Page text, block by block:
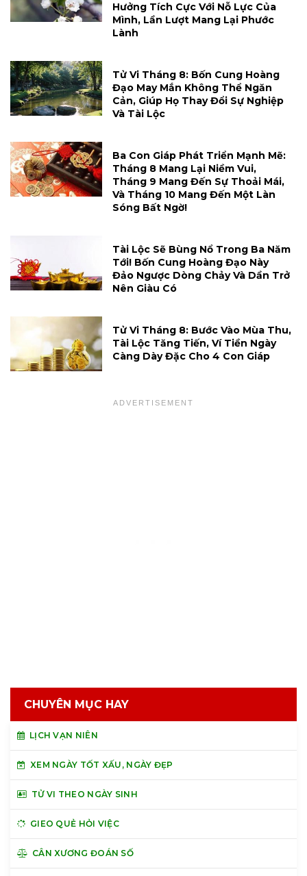
Hưởng Tích Cực Với Nỗ Lực Của
Mình, Lần Lượt Mang Lại Phước
Lành
Tử Vi Tháng 8: Bốn Cung Hoàng
Đạo May Mắn Không Thể Ngăn
Cản, Giúp Họ Thay Đổi Sự Nghiệp
Và Tài Lộc
Ba Con Giáp Phát Triển Mạnh Mẽ:
Tháng 8 Mang Lại Niềm Vui,
Tháng 9 Mang Đến Sự Thoải Mái,
Và Tháng 10 Mang Đến Một Làn
Sóng Bất Ngờ!
Tài Lộc Sẽ Bùng Nổ Trong Ba Năm
Tới! Bốn Cung Hoàng Đạo Này
Đảo Ngược Dòng Chảy Và Dần Trở
Nên Giàu Có
Tử Vi Tháng 8: Bước Vào Mùa Thu,
Tài Lộc Tăng Tiến, Ví Tiền Ngày
Càng Dày Đặc Cho 4 Con Giáp
CHUYÊN MỤC HAY
LỊCH VẠN NIÊN
XEM NGÀY TỐT XẤU, NGÀY ĐẸP
TỬ VI THEO NGÀY SINH
GIEO QUẺ HỎI VIỆC
CÂN XƯƠNG ĐOÁN SỐ